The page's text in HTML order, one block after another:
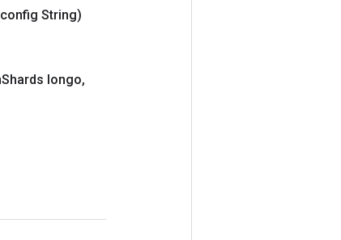
String)
Shards longo,